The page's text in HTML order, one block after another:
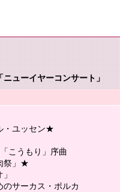
ューイヤーコンサート」
・ユッセン★
こうもり」序曲
祭」★
のサーカス・ポルカ